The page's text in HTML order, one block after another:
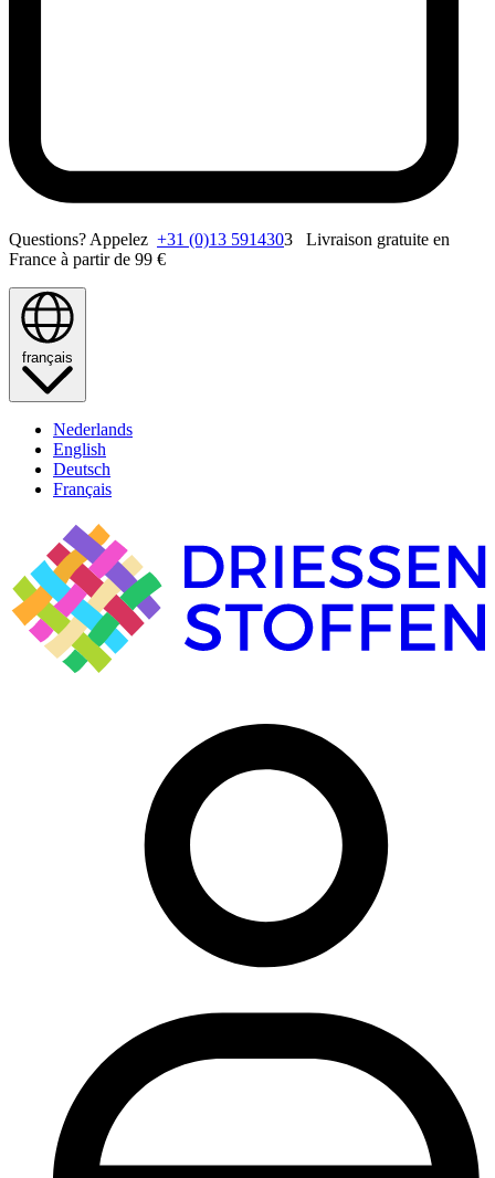
Questions? Appelez +31 (0)13 5914303 Livraison gratuite en
France à partir de 99 €
français
Nederlands
English
Deutsch
Français